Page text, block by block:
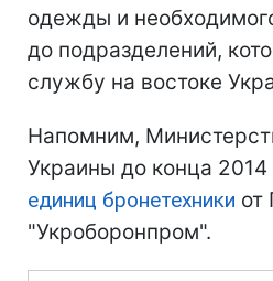
одежды и
до подразделений,
службу на востоке
Напомним,
Украины до конца 2014
единиц бронетехники от
"Укроборонпром".